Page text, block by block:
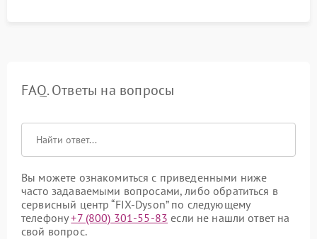
FAQ. Ответы на вопросы
Вы можете ознакомиться с приведенными ниже
часто задаваемыми вопросами, либо обратиться в
сервисный центр “FIX-Dyson” по следующему
телефону+7 (800) 301-55-83 если не нашли ответ на
свой вопрос.